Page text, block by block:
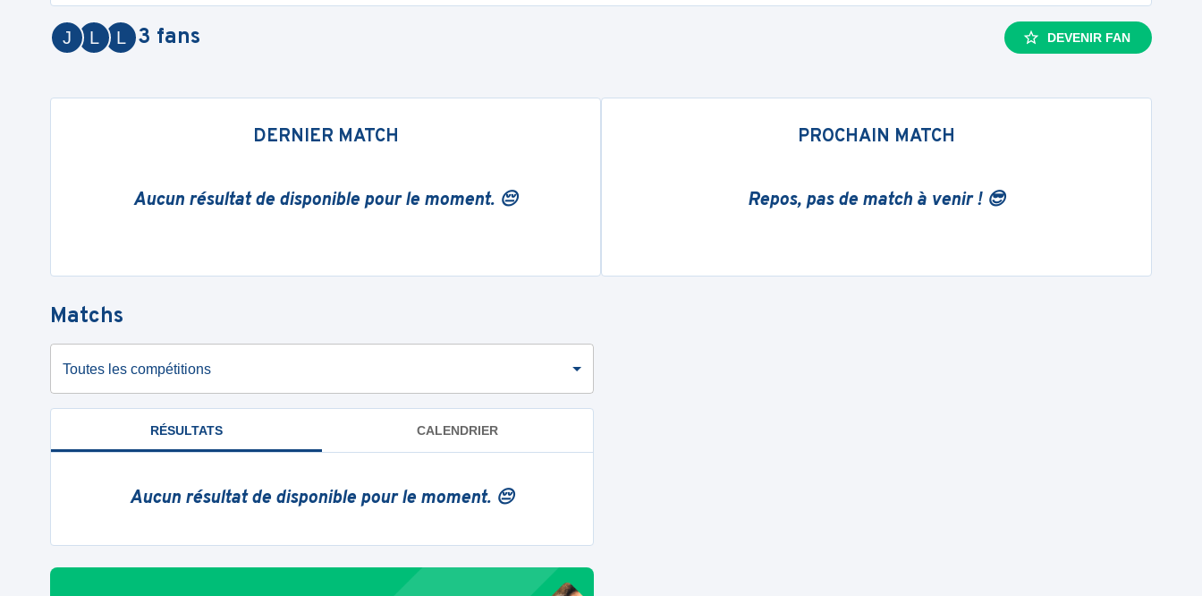
L
L
J 3 fans DEVENIR FAN
DERNIER MATCH
Aucun résultat de disponible pour le moment. 😔
PROCHAIN MATCH
Repos, pas de match à venir ! 😎
Matchs
Toutes les compétitions
RÉSULTATS CALENDRIER
Aucun résultat de disponible pour le moment. 😔